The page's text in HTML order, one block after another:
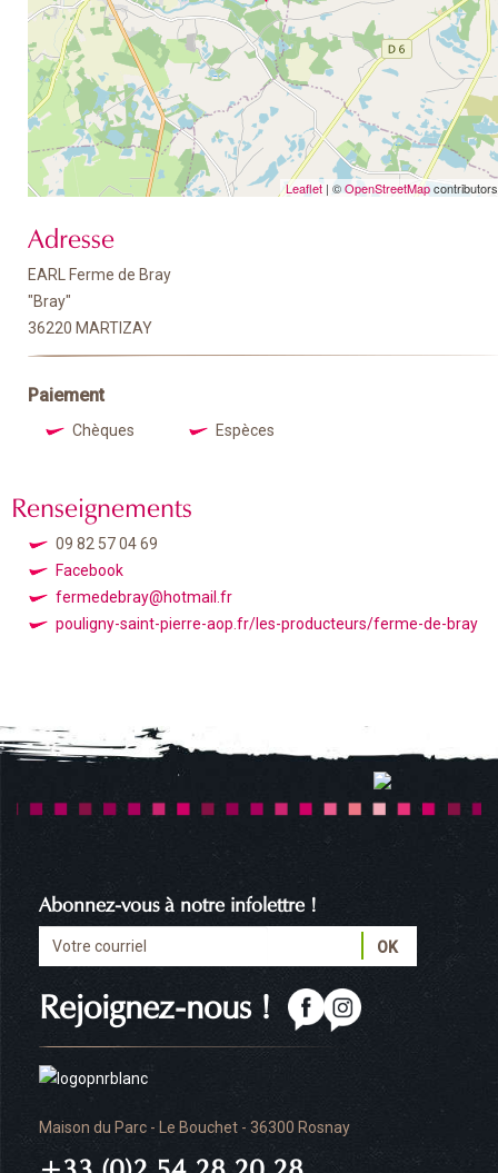
Leaflet | ©OpenStreetMapcontributors
Adresse
EARL Ferme de Bray
"Bray"
36220 MARTIZAY
Paiement
Chèques Espèces
Renseignements
09 82 57 04 69
Facebook
fermedebray@hotmail.fr
pouligny-saint-pierre-aop.fr/les-producteurs/ferme-de-bray
Maison du Parc - Le Bouchet - 36300 Rosnay
+33 (0)2 54 28 20 28
Rejoignez-nous !
Abonnez-vous à notre infolettre !